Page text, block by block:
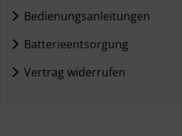
Bedienungsanleitungen
Batterieentsorgung
Vertrag widerrufen